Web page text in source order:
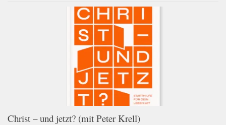
Christ – und jetzt? (mit Peter Krell)